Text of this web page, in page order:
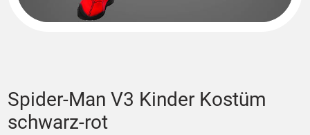
Spider-Man V3 Kinder Kostüm
schwarz-rot